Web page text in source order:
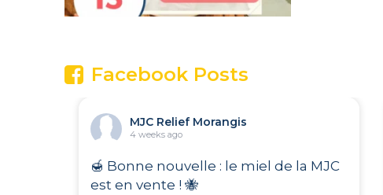
Facebook Posts
MJC Relief Morangis
4 weeks ago
🍯 Bonne nouvelle : le miel de la MJC
est en vente ! 🐝